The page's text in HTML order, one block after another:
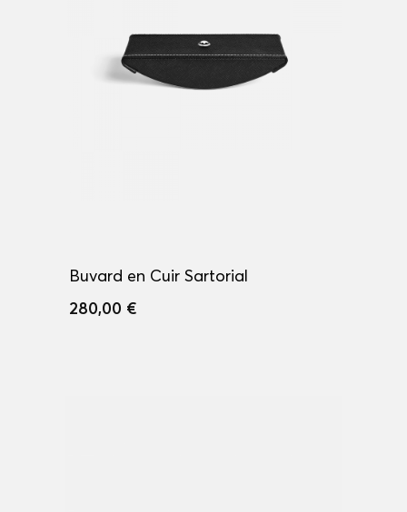
Buvard en Cuir Sartorial
280,00 €